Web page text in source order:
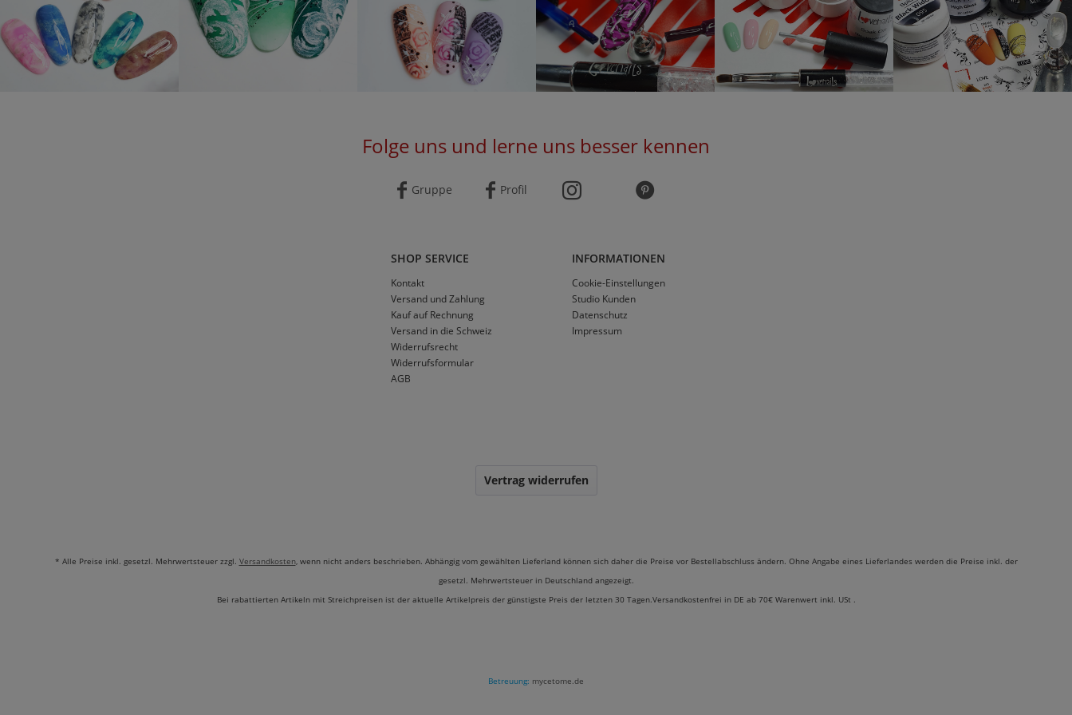
Folge uns und lerne uns besser kennen
Gruppe Profil
SHOP SERVICE
Kontakt
Versand und Zahlung
Kauf auf Rechnung
Versand in die Schweiz
Widerrufsrecht
Widerrufsformular
AGB
INFORMATIONEN
Cookie-Einstellungen
Studio Kunden
Datenschutz
Impressum
Vertrag widerrufen
* Alle Preise inkl. gesetzl. Mehrwertsteuer zzgl. Versandkosten, wenn nicht anders beschrieben. Abhängig vom gewählten Lieferland können sich daher die Preise vor Bestellabschluss ändern. Ohne Angabe eines Lieferlandes werden die Preise inkl. der
gesetzl. Mehrwertsteuer in Deutschland angezeigt.
Bei rabattierten Artikeln mit Streichpreisen ist der aktuelle Artikelpreis der günstigste Preis der letzten 30 Tagen.Versandkostenfrei in DE ab 70€ Warenwert inkl. USt .
Betreuung: mycetome.de